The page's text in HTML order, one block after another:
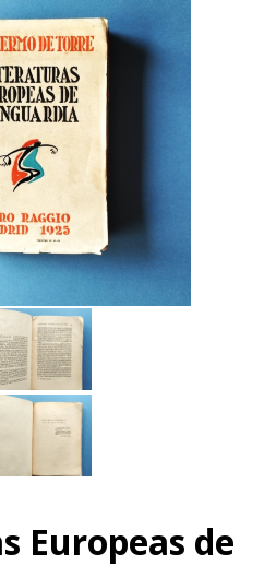
Europeas de